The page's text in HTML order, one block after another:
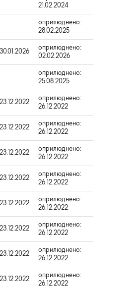
21.02.2024
оприлюднено:
28.02.2025
30.01.2026
оприлюднено:
02.02.2026
оприлюднено:
25.08.2025
23.12.2022
оприлюднено:
26.12.2022
23.12.2022
оприлюднено:
26.12.2022
23.12.2022
оприлюднено:
26.12.2022
23.12.2022
оприлюднено:
26.12.2022
23.12.2022
оприлюднено:
26.12.2022
23.12.2022
оприлюднено:
26.12.2022
23.12.2022
оприлюднено:
26.12.2022
23.12.2022
оприлюднено:
26.12.2022